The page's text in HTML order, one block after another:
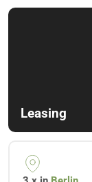
Leasing